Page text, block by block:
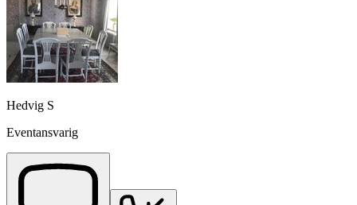
Hedvig S
Eventansvarig